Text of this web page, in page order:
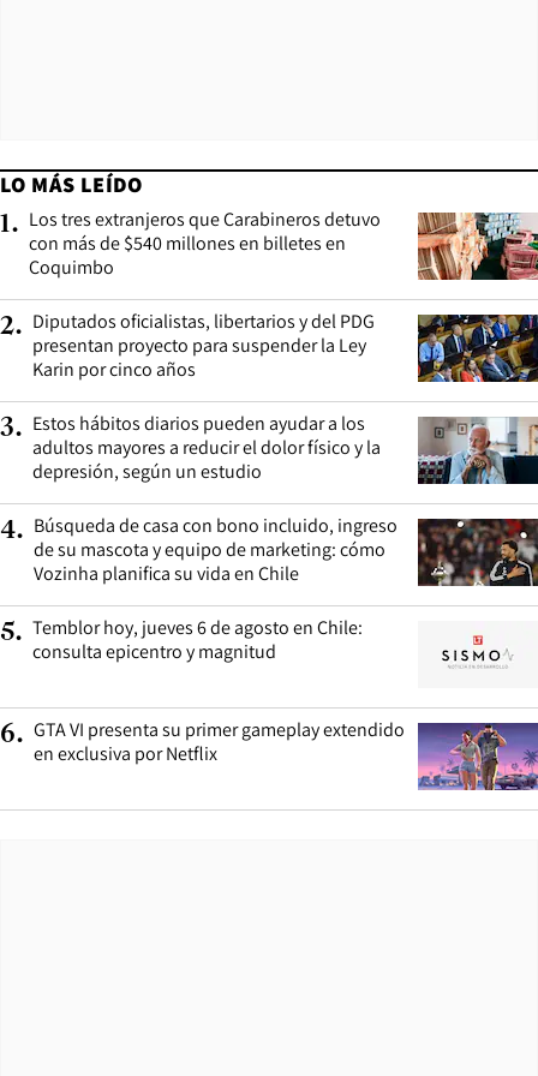
LO MÁS LEÍDO
1. Los tres extranjeros que Carabineros detuvo
con más de $540 millones en billetes en
Coquimbo
2. Diputados oficialistas, libertarios y del PDG
presentan proyecto para suspender la Ley
Karin por cinco años
3. Estos hábitos diarios pueden ayudar a los
adultos mayores a reducir el dolor físico y la
depresión, según un estudio
4. Búsqueda de casa con bono incluido, ingreso
de su mascota y equipo de marketing: cómo
Vozinha planifica su vida en Chile
5. Temblor hoy, jueves 6 de agosto en Chile:
consulta epicentro y magnitud
6. GTA VI presenta su primer gameplay extendido
en exclusiva por Netflix